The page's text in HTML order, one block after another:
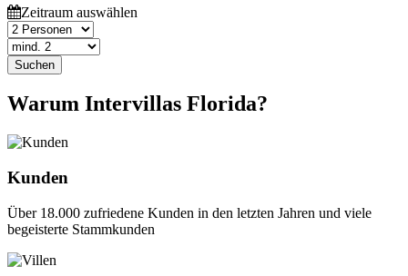
Zeitraum auswählen
Suchen
Warum Intervillas Florida?
Kunden
Über 18.000 zufriedene Kunden in den letzten Jahren und viele
begeisterte Stammkunden